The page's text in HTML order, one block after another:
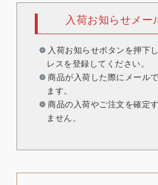
入荷お知らせメー
入荷お知らせボタンを押下
レスを登録してください。
商品が入荷した際にメール
ます。
商品の入荷やご注文を確定
ません。